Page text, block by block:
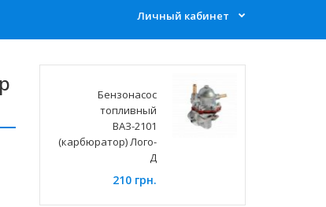
Личный кабинет
Бензонасос
топливный
ВАЗ-2101
(карбюратор) Лого-
Д
210 грн.